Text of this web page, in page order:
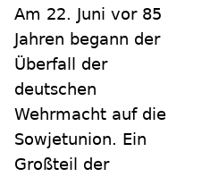
Am 22. Juni vor 85
Jahren begann der
Überfall der
deutschen
Wehrmacht auf die
Sowjetunion. Ein
Großteil der